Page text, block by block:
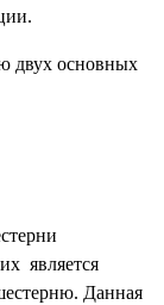
двух основных
является
Данная